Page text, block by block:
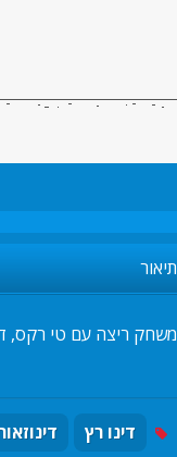
תיאור
משחק ריצה עם טי רקס,
דינו רץ